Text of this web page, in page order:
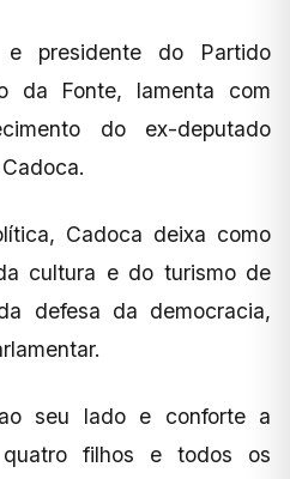
e presidente do Partido
da Fonte, lamenta com
do ex-deputado
Cadoca deixa como
cultura e do turismo de
defesa da democracia,
seu lado e conforte a
filhos e todos os